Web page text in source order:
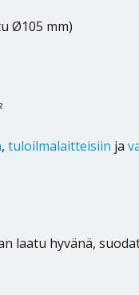
Ø105 mm)
, tuloilmalaitteisiin ja
laatu hyvänä,